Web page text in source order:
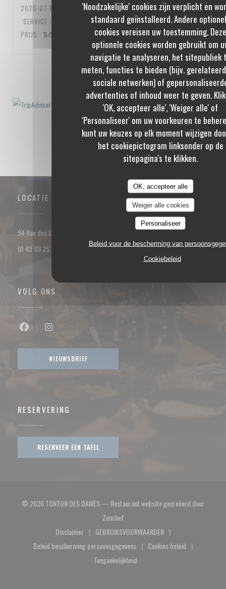
'Noodzakelijke' cookies zijn verplicht en
standaard geïnstalleerd. Andere
cookies vereisen uw toestemming. Deze
optionele cookies worden gebruikt om
navigatie te analyseren, het sitepubliek
meten, functies te bieden (bijv.
sociale netwerken) of
advertenties of inhoud weer te geven.
'OK, accepteer alle', 'Weiger alle' of
'Personaliseer' om uw voorkeuren te
kunt uw keuzes op elk moment wijzigen
het cookiepictogram linksonder op de
sitepagina's te klikken.
OK, accepteer alle
Weiger alle cookies
Personaliseer
Beleid voor de bescherming van
Cookiebeleid
2026-07-10
- 20:00 - GASTEN 3
SERVICE : ATMOSFEER: 5/5 KEUKEN: 5/5 KWALITEIT /
PRIJS : 5/5
1 2 3
LOCATIE
94 Rue des Dames 75017 PARIS
((opent in een nieuw venster))
01 42 93 25 18
VOLG ONS
Facebook ((opent in een nieuw venster))
NIEUWSBRIEF
RESERVERING
RESERVEER EEN TAFEL
© 2026 TONTON DES DAMES — Restaurant website gecreëerd door
Zenchef((opent in een nieuw venster))
Disclaimer
((opent in een nieuw venster))
GEBRUIKSVOORWAARDEN
((opent in een nieuw venster))
Beleid bescherming persoonsgegevens
((opent in een nieuw venster))
Cookies beleid
((opent in een
Toegankelijkheid
((opent in een nieuw venster))